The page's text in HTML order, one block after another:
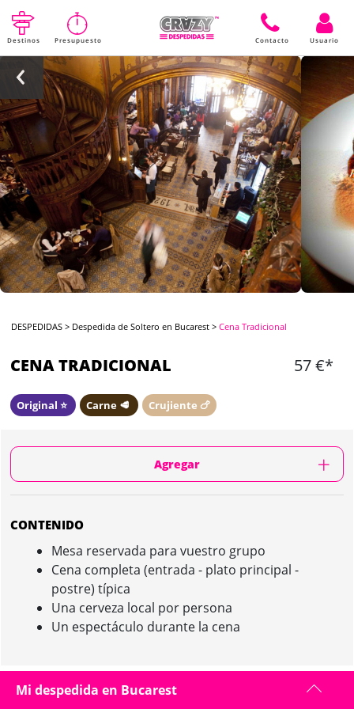
Destinos Presupuesto Contacto Usuario
DESPEDIDAS > Despedida de Soltero en Bucarest >Cena Tradicional
CENA TRADICIONAL 57 €*
Original ⭐️ Carne 🥩 Crujiente 🍗
Agregar
CONTENIDO
Mesa reservada para vuestro grupo
Cena completa (entrada - plato principal -
postre) típica
Una cerveza local por persona
Un espectáculo durante la cena
CENA TRADICIONAL IN BUCAREST :
Mi despedida en Bucarest